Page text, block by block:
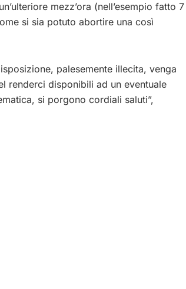
mezz’ora (nell’esempio fatto 7
si sia potuto abortire una così
palesemente illecita, venga
renderci disponibili ad un eventuale
si porgono cordiali saluti”,